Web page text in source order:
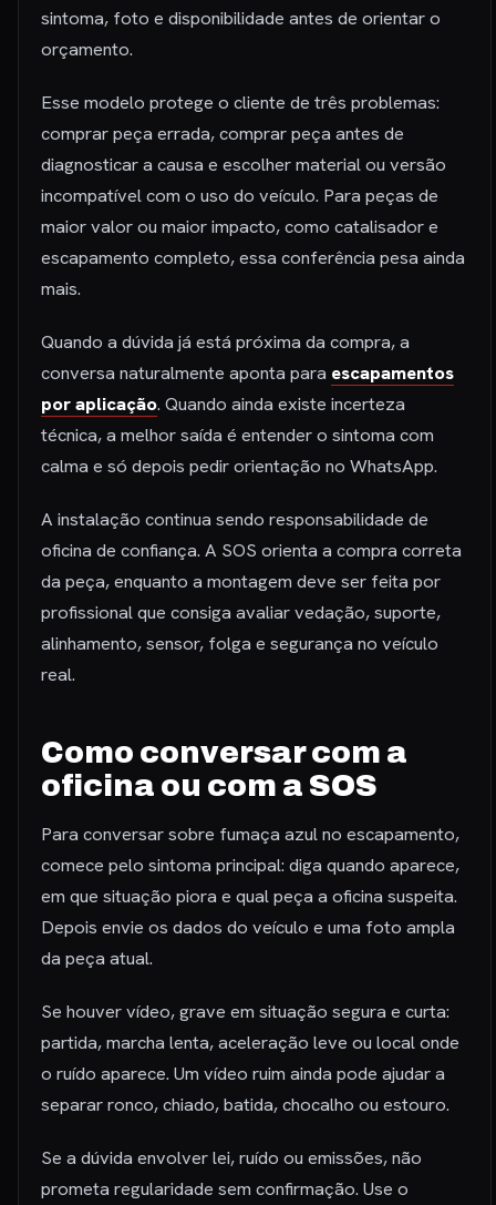
sintoma, foto e disponibilidade antes de orientar o
orçamento.
Esse modelo protege o cliente de três problemas:
comprar peça errada, comprar peça antes de
diagnosticar a causa e escolher material ou versão
incompatível com o uso do veículo. Para peças de
maior valor ou maior impacto, como catalisador e
escapamento completo, essa conferência pesa ainda
mais.
Quando a dúvida já está próxima da compra, a
conversa naturalmente aponta para escapamentos
por aplicação. Quando ainda existe incerteza
técnica, a melhor saída é entender o sintoma com
calma e só depois pedir orientação no WhatsApp.
A instalação continua sendo responsabilidade de
oficina de confiança. A SOS orienta a compra correta
da peça, enquanto a montagem deve ser feita por
profissional que consiga avaliar vedação, suporte,
alinhamento, sensor, folga e segurança no veículo
real.
Como conversar com a
oficina ou com a SOS
Para conversar sobre fumaça azul no escapamento,
comece pelo sintoma principal: diga quando aparece,
em que situação piora e qual peça a oficina suspeita.
Depois envie os dados do veículo e uma foto ampla
da peça atual.
Se houver vídeo, grave em situação segura e curta:
partida, marcha lenta, aceleração leve ou local onde
o ruído aparece. Um vídeo ruim ainda pode ajudar a
separar ronco, chiado, batida, chocalho ou estouro.
Se a dúvida envolver lei, ruído ou emissões, não
prometa regularidade sem confirmação. Use o